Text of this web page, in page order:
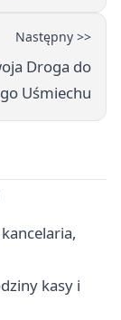
Następny >>
Droga do
Uśmiechu
kasy i